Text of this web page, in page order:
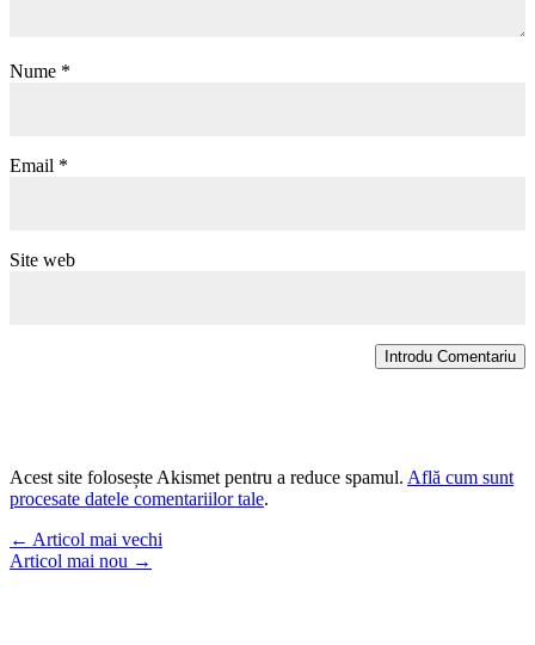
Nume *
Email *
Site web
Introdu Comentariu
Acest site folosește Akismet pentru a reduce spamul. Află cum sunt
procesate datele comentariilor tale.
← Articol mai vechi
Articol mai nou →